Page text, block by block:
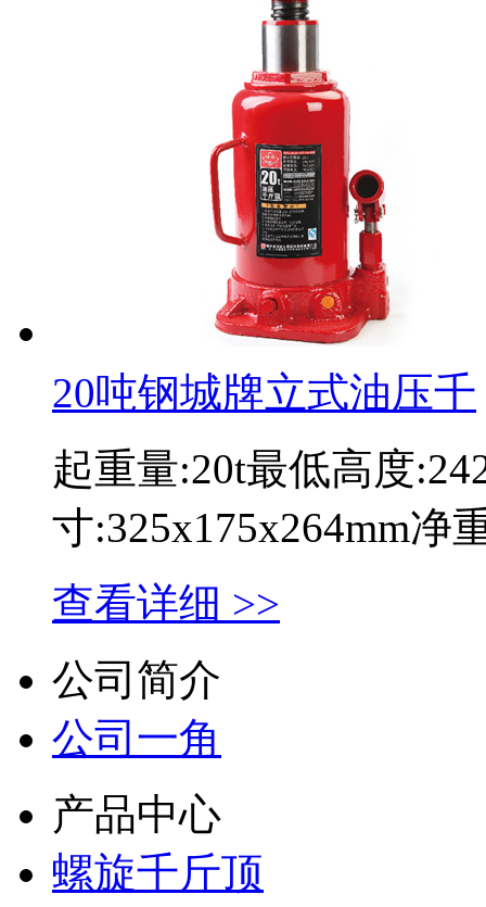
20吨钢城牌立式油压千
起重量:20t最低高度
寸:325x175x264mm
查看详细 >>
公司简介
公司一角
产品中心
螺旋千斤顶